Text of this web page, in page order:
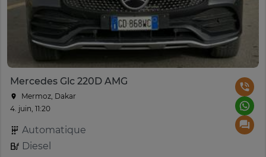
Mercedes Glc 220D AMG
Mermoz, Dakar
4. juin, 11:20
Automatique
Diesel